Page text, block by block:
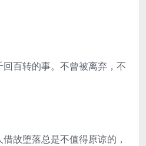
百转的事。不曾被离弃，不
故堕落总是不值得原谅的，